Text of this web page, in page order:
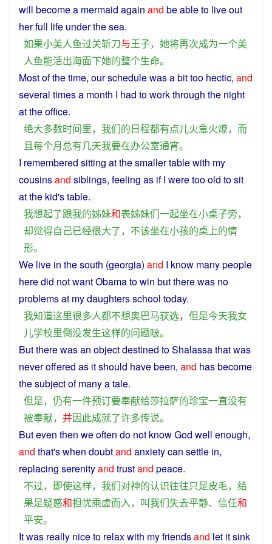
will becomea mermaid again and beableto liveout
herfull life underthesea.
如果小美人鱼过关斩刀与王子， 她将再次成为一个美
人鱼能活出海面下她的整个生命。
Mostof thetime, ourschedulewas a bit too hectic, and
several timesa month I had towork through the night
attheoffice.
绝大多数时间里， 我们的日程都有点儿火急火燎， 而
且每个月总有几天我要在办公室通宵。
I remembered sitting atthesmallertablewith my
cousinsand siblings, feeling as ifI were tooold tosit
at the kid'stable.
我想起了跟我的姊妹和表姊妹们一起坐在小桌子旁，
却觉得自己已经很大了， 不该坐在小孩的桌上的情
形。
We live in the south (georgia) and I know manypeople
heredid notwantObamato win buttherewas no
problemsat mydaughtersschool today.
我知道这里很多人都不想奥巴马获选， 但是今天我女
儿学校里倒没发生这样的问题啵。
Butthere wasan object destined to Shalassa that was
neveroffered as itshould havebeen, and hasbecome
the subjectofmany atale.
但是， 仍有一件预订要奉献给莎拉萨的珍宝一直没有
被奉献， 并因此成就了许多传说。
Buteven then weoften do not knowGod well enough,
and that's when doubtand anxietycan settle in,
replacing serenityand trustand peace.
不过， 即使这样， 我们对神的认识往往只是皮毛， 结
果是疑惑和担忧乘虚而入， 叫我们失去平静、 信任和
平安。
Itwas really niceto relaxwith myfriendsand let it sink